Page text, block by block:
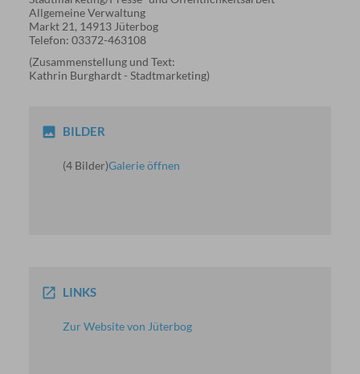
Allgemeine Verwaltung
Markt 21, 14913 Jüterbog
Telefon: 03372-463108
(Zusammenstellung und Text:
Kathrin Burghardt - Stadtmarketing)
BILDER
(4 Bilder)Galerie öffnen
LINKS
Zur Website von Jüterbog